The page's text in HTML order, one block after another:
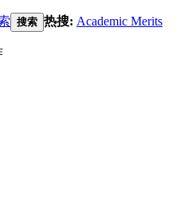
搜索 热搜: Academic Merits